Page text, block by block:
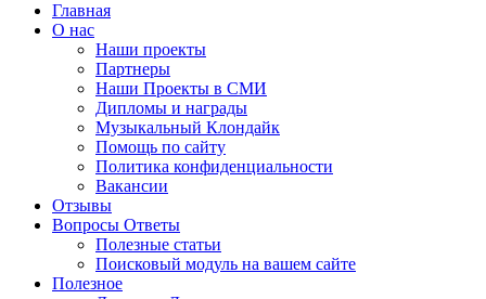
Главная
О нас
Наши проекты
Партнеры
Наши Проекты в СМИ
Дипломы и награды
Музыкальный Клондайк
Помощь по сайту
Политика конфиденциальности
Вакансии
Отзывы
Вопросы Ответы
Полезные статьи
Поисковый модуль на вашем сайте
Полезное